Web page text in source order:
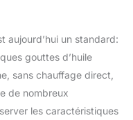
aujourd’hui un standard:
gouttes d’huile
sans chauffage direct,
de nombreux
les caractéristiques